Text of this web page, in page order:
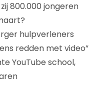
800.000 jongeren
hulpverleners
redden met video”
YouTube school,